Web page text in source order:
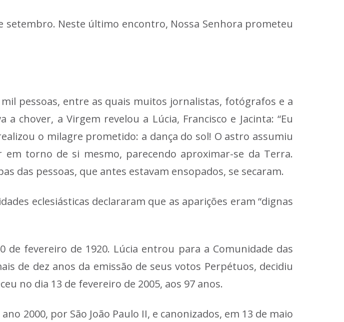
Neste último encontro, Nossa Senhora prometeu
pessoas, entre as quais muitos jornalistas, fotógrafos e a
chover, a Virgem revelou a Lúcia, Francisco e Jacinta: “Eu
o milagre prometido: a dança do sol! O astro assumiu
torno de si mesmo, parecendo aproximar-se da Terra.
das pessoas, que antes estavam ensopados, se secaram.
eclesiásticas declararam que as aparições eram “dignas
de fevereiro de 1920. Lúcia entrou para a Comunidade das
de dez anos da emissão de seus votos Perpétuos, decidiu
no dia 13 de fevereiro de 2005, aos 97 anos.
2000, por São João Paulo II, e canonizados, em 13 de maio